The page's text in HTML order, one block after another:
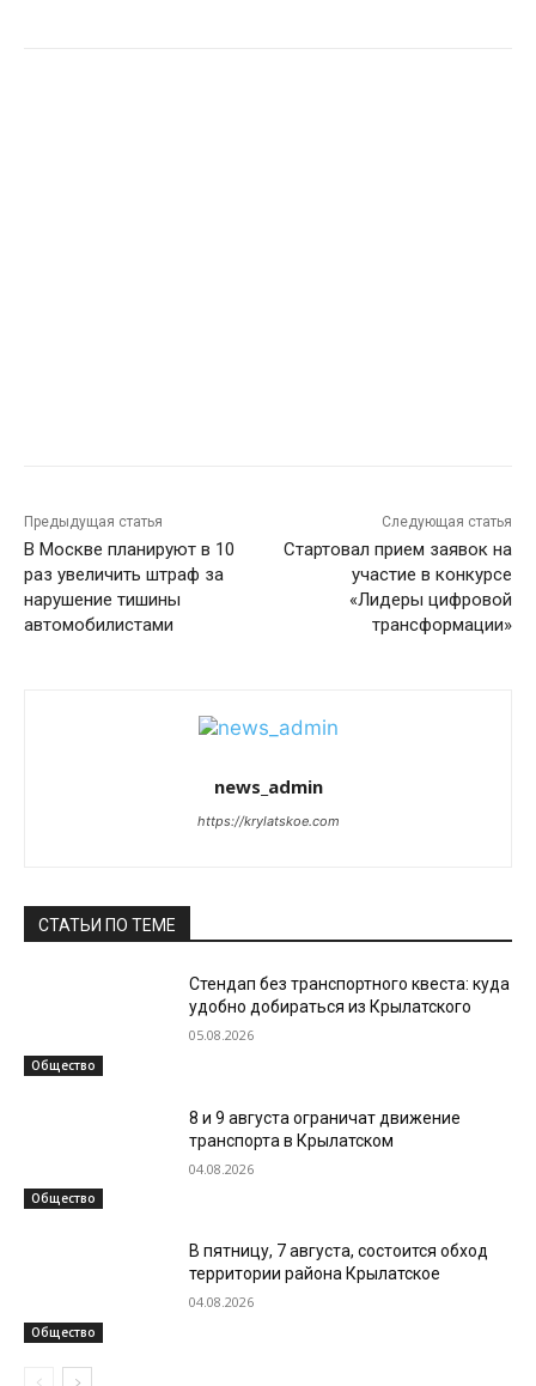
Предыдущая статья
В Москве планируют в 10
раз увеличить штраф за
нарушение тишины
автомобилистами
Следующая статья
Стартовал прием заявок на
участие в конкурсе
«Лидеры цифровой
трансформации»
news_admin
https://krylatskoe.com
СТАТЬИ ПО ТЕМЕ
Общество
Стендап без транспортного квеста: куда
удобно добираться из Крылатского
05.08.2026
Общество
8 и 9 августа ограничат движение
транспорта в Крылатском
04.08.2026
Общество
В пятницу, 7 августа, состоится обход
территории района Крылатское
04.08.2026